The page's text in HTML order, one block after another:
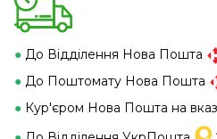
● До Відділення Нова Пошта
● До Поштомату Нова Пошта
● Кур'єром Нова Пошта на